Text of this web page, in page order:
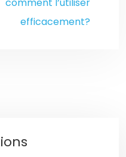
efficacement?